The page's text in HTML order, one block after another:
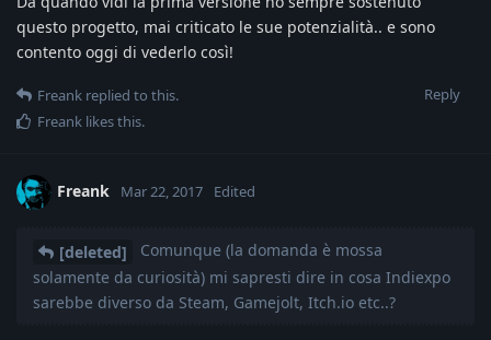
questo progetto, mai criticato le sue potenzialità.. e sono
contento oggi di vederlo così!
Reply
Freank replied to this.
Freank likes this.
Freank Mar 22, 2017 Edited
[deleted]
Comunque (la domanda è mossa
solamente da curiosità) mi sapresti dire in cosa Indiexpo
sarebbe diverso da Steam, Gamejolt, Itch.io etc..?